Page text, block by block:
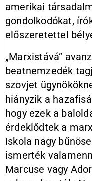
amerikai
gondolkodókat,
előszeretettel
„Marxistává”
beatnemzedék
szovjet
hiányzik a
hogy ezek a
érdeklődtek a
Iskola nagy
ismerték
Marcuse vagy